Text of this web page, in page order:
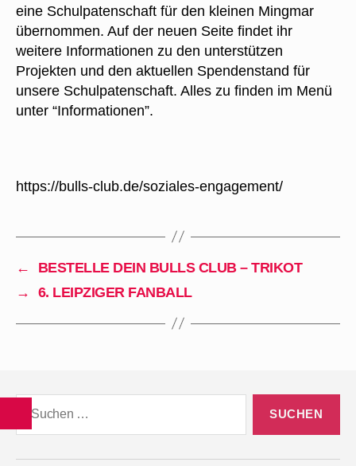
eine Schulpatenschaft für den kleinen Mingmar
übernommen. Auf der neuen Seite findet ihr
weitere Informationen zu den unterstützen
Projekten und den aktuellen Spendenstand für
unsere Schulpatenschaft. Alles zu finden im Menü
unter “Informationen”.
https://bulls-club.de/soziales-engagement/
←
BESTELLE DEIN BULLS CLUB – TRIKOT
→
6. LEIPZIGER FANBALL
Suchen
nach: